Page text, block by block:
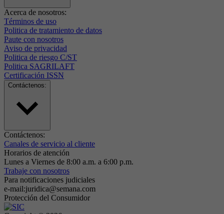
Acerca de nosotros:
Términos de uso
Politica de tratamiento de datos
Paute con nosotros
Aviso de privacidad
Politica de riesgo C/ST
Politica SAGRILAFT
Certificación ISSN
Contáctenos:
Contáctenos:
Canales de servicio al cliente
Horarios de atención
Lunes a Viernes de 8:00 a.m. a 6:00 p.m.
Trabaje con nosotros
Para notificaciones judiciales
e-mail:juridica@semana.com
Protección del Consumidor